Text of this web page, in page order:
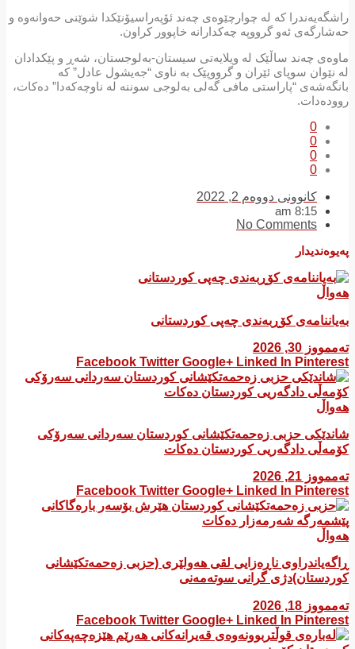
راشگەیەندرا کە لە چوارچێوەی چەند ئۆپەراسیۆنێکدا شوێنی حەوانەوە و
حەشارگەی ئەو گرووپە چەکدارانە خاپوور کراون.
ماوەی چەند ساڵێک لە ویلایەتی سیستان-بەلوجستان، شەڕ و پێکدادان
لە نێوان سوپای ئێران و گرووپێک بە ناوی “جەیشول عادل” کە
بانگەشەی “پاراستی مافی گەلی بەلوجی سوننە لە ناوچەکەدا” دەکات،
روودەدات.
0
0
0
0
کانوونی دووەم 2, 2022
8:15 am
No Comments
پەیوەندیدار
هەواڵ
بەیاننامەی کۆڕبەندی چەپی کوردستانی
تەممووز 30, 2026
Facebook Twitter Google+ Linked In Pinterest
هەواڵ
شاندێکی حزبی زەحمەتکێشانی کوردستان سەردانی سەرۆکی
کۆمەڵی دادگەریی کوردستان دەکات
تەممووز 21, 2026
Facebook Twitter Google+ Linked In Pinterest
هەواڵ
ڕاگەیاندراوی ناڕەزایی لقی هەولێری (حزبی زەحمەتکێشانی
کوردستان)دژی گرانی سوتەمەنی
تەممووز 18, 2026
Facebook Twitter Google+ Linked In Pinterest